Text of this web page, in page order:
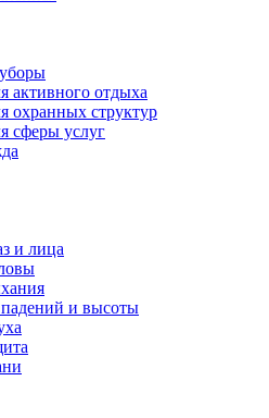
активного отдыха
охранных структур
сферы услуг
и лица
и высоты